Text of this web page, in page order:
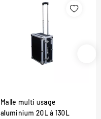
Malle multi usage
aluminium 20L à 130L